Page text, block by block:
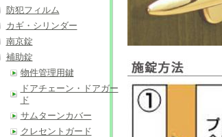
防犯フィルム
カギ・シリンダー
南京錠
補助錠
物件管理用鍵
ドアチェーン・ドアガー
ド
サムターンカバー
クレセントガード